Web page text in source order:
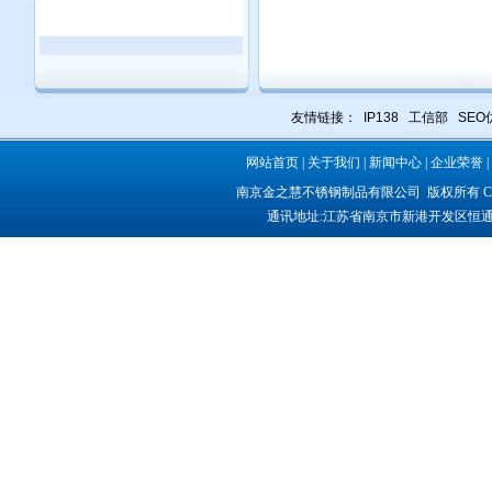
友情链接： IP138 工信部 SEO
网站首页 关于我们 新闻中心 企业荣誉
南京金之慧不锈钢制品有限公司
版权所有
通讯地址:江苏省南京市新港开发区恒